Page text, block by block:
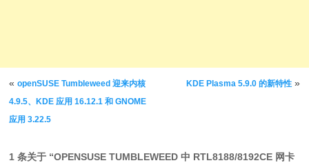
文章导航
«openSUSE Tumbleweed 迎来内核
4.9.5、KDE 应用 16.12.1 和 GNOME
应用 3.22.5
KDE Plasma 5.9.0 的新特性»
1 条关于 “OPENSUSE TUMBLEWEED 中 RTL8188/8192CE 网卡